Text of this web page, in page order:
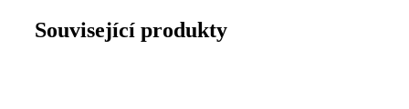
Související produkty